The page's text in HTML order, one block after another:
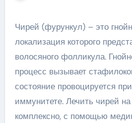
Чирей (фурункул) – это гнойное воспаление,
локализация которого
волосяного фолликула.
процесс вызывает
состояние провоцируется
иммунитете. Лечить чирей
комплексно, с помощью